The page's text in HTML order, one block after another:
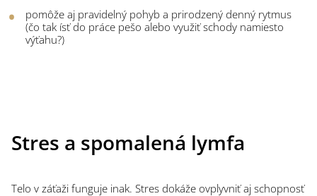
pomôže aj pravidelný pohyb a prirodzený denný rytmus
(čo tak ísť do práce pešo alebo využiť schody namiesto
výťahu?)
Stres a spomalená lymfa
Telo v záťaži funguje inak. Stres dokáže ovplyvniť aj schopnosť